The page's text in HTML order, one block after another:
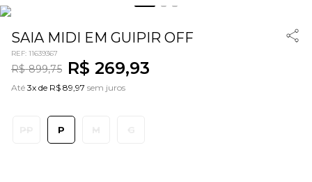
SAIA MIDI EM GUIPIR OFF
REF: 11639367
R$ 899,75 R$ 269,93
Até 3x de R$ 89,97 sem juros
PP P M G